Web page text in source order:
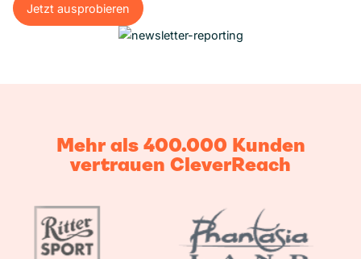
Jetzt ausprobieren
Jetzt ausprobieren
Mehr als 400.000 Kunden
vertrauen CleverReach